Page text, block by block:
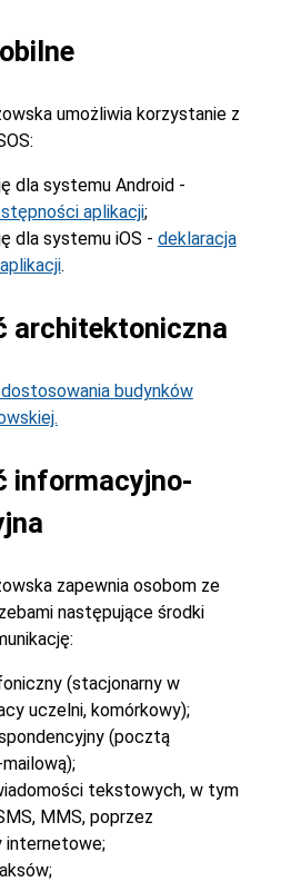
umożliwia korzystanie z
dla systemu Android -
aplikacji;
dla systemu iOS - deklaracja
.
architektoniczna
budynków
informacyjno-
zapewnia osobom ze
następujące środki
(stacjonarny w
uczelni, komórkowy);
(pocztą
tekstowych, w tym
MMS, poprzez
internetowe;